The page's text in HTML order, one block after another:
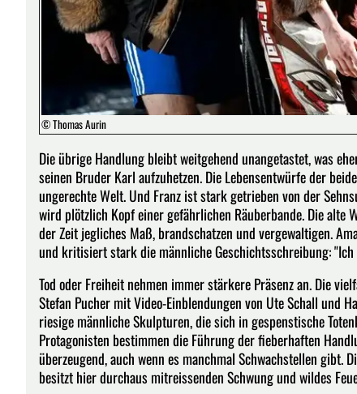
© Thomas Aurin
Die übrige Handlung bleibt weitgehend unangetastet, was
seinen Bruder Karl aufzuhetzen. Die Lebensentwürfe der
ungerechte Welt. Und Franz ist stark getrieben von der
wird plötzlich Kopf einer gefährlichen Räuberbande. Die alte
der Zeit jegliches Maß, brandschatzen und vergewaltigen.
und kritisiert stark die männliche Geschichtsschreibung:
Tod oder Freiheit nehmen immer stärkere Präsenz an. Die
Stefan Pucher mit Video-Einblendungen von Ute Schall und
riesige männliche Skulpturen, die sich in gespenstische
Protagonisten bestimmen die Führung der fieberhaften
überzeugend, auch wenn es manchmal Schwachstellen gibt.
besitzt hier durchaus mitreissenden Schwung und wildes